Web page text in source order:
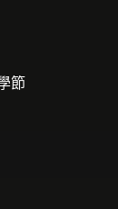
節